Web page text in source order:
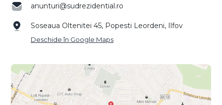
anunturi@sudrezidential.ro
Soseaua Oltenitei 45, Popesti Leordeni, Ilfov
Deschide în Google Maps